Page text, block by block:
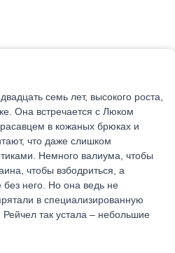
семь лет, высокого роста,
Она встречается с Люком
в кожаных брюках и
что даже слишком
Немного валиума, чтобы
чтобы взбодриться, а
без него. Но она ведь не
в специализированную
так устала – небольшие